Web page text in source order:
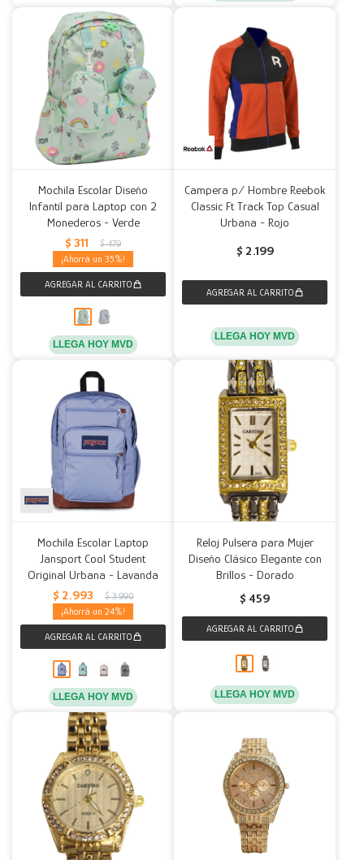
Mochila Escolar Diseño
Infantil para Laptop con 2
Monederos - Verde
$ 311 $ 479
35
LLEGA HOY MVD
Campera p/ Hombre Reebok
Classic Ft Track Top Casual
Urbana - Rojo
$ 2.199
LLEGA HOY MVD
Mochila Escolar Laptop
Jansport Cool Student
Original Urbana - Lavanda
$ 2.993 $ 3.990
24
LLEGA HOY MVD
Reloj Pulsera para Mujer
Diseño Clásico Elegante con
Brillos - Dorado
$ 459
LLEGA HOY MVD